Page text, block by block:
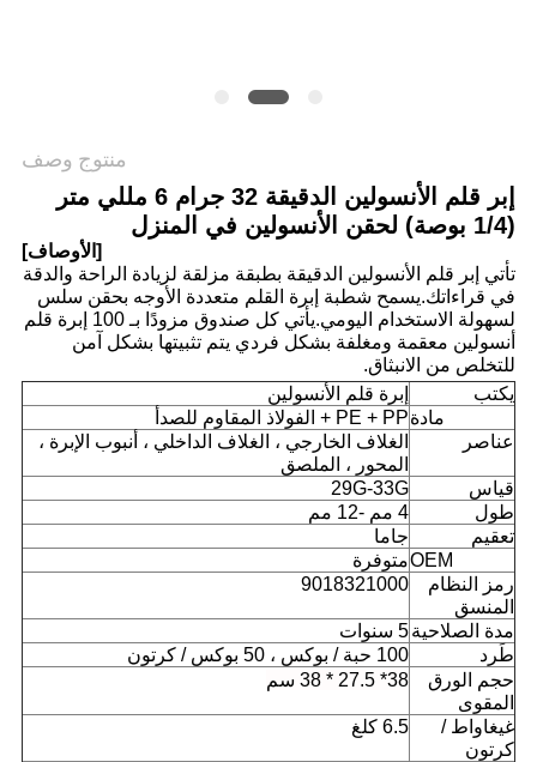
منتوج وصف
إبر قلم الأنسولين الدقيقة 32 جرام 6 مللي متر
(1/4 بوصة) لحقن الأنسولين في المنزل
[الأوصاف]
تأتي إبر قلم الأنسولين الدقيقة بطبقة مزلقة لزيادة الراحة والدقة
في قراءاتك.يسمح شطبة إبرة القلم متعددة الأوجه بحقن سلس
لسهولة الاستخدام اليومي.
يأتي كل صندوق مزودًا بـ 100 إبرة قلم
أنسولين معقمة ومغلفة بشكل فردي يتم تثبيتها بشكل آمن
للتخلص من الانبثاق.
يكتب
إبرة قلم الأنسولين
مادةPE + PP + الفولاذ المقاوم للصدأ
عناصر
الغلاف الخارجي ، الغلاف الداخلي ، أنبوب الإبرة ،
المحور ، الملصق
قياس
29G-33G
طول
4 مم -12 مم
تعقيم
جاما
OEMمتوفرة
رمز النظام
المنسق
9018321000
مدة الصلاحية5 سنوات
طَرد
100 حبة / بوكس ​​، 50 بوكس ​​/ كرتون
حجم الورق
المقوى
38* 27.5 * 38 سم
غيغاواط /
كرتون
6.5 كلغ